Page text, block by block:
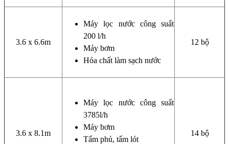
3.6 x 6.6m
Máy lọc nước công suất
200 l/h
Máy bơm
Hóa chất làm sạch nước
12 bộ
3.6 x 8.1m
Máy lọc nước công suất
3785l/h
Máy bơm
Tấm phủ, tấm lót
14 bộ